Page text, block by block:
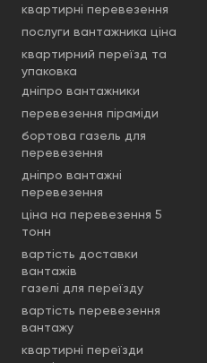
квартирні перевезення
послуги вантажника ціна
квартирний переїзд та
упаковка
дніпро вантажники
перевезення піраміди
бортова газель для
перевезення
дніпро вантажні
перевезення
ціна на перевезення 5
тонн
вартість доставки
вантажів
газелі для переїзду
вартість перевезення
вантажу
квартирні переїзди